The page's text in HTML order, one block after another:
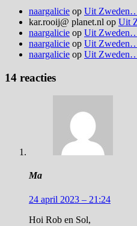
naargalicie op Uit
kar.rooij@ planet.nl op Uit
naargalicie op Uit
naargalicie op Uit
naargalicie op Uit
14 reacties
Ma
24 april 2023 – 21:24
Hoi Rob en Sol,